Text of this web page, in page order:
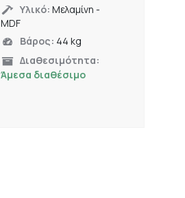
Υλικό: Μελαμίνη -
MDF
Βάρος: 44 kg
Διαθεσιμότητα:
Άμεσα διαθέσιμο